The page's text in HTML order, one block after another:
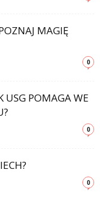
MAGIĘ
0
USG POMAGA WE
0
0